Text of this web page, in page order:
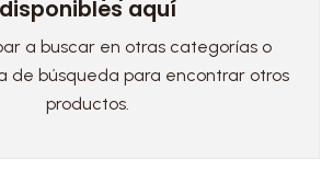
disponibles aquí
a buscar en otras categorías o
de búsqueda para encontrar otros
productos.